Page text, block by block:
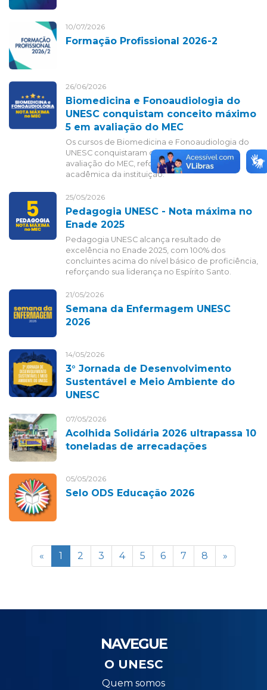
10/07/2026
Formação Profissional 2026-2
26/06/2026
Biomedicina e Fonoaudiologia do
UNESC conquistam conceito máximo
5 em avaliação do MEC
Os cursos de Biomedicina e Fonoaudiologia do
UNESC conquistaram conceito máximo 5 em
avaliação do MEC, reforçando a excelência
acadêmica da instituição.
25/05/2026
Pedagogia UNESC - Nota máxima no
Enade 2025
Pedagogia UNESC alcança resultado de
excelência no Enade 2025, com 100% dos
concluintes acima do nível básico de proficiência,
reforçando sua liderança no Espírito Santo.
21/05/2026
Semana da Enfermagem UNESC
2026
14/05/2026
3° Jornada de Desenvolvimento
Sustentável e Meio Ambiente do
UNESC
07/05/2026
Acolhida Solidária 2026 ultrapassa 10
toneladas de arrecadações
05/05/2026
Selo ODS Educação 2026
« 1 2 3 4 5 6 7 8 »
NAVEGUE
O UNESC
Quem somos